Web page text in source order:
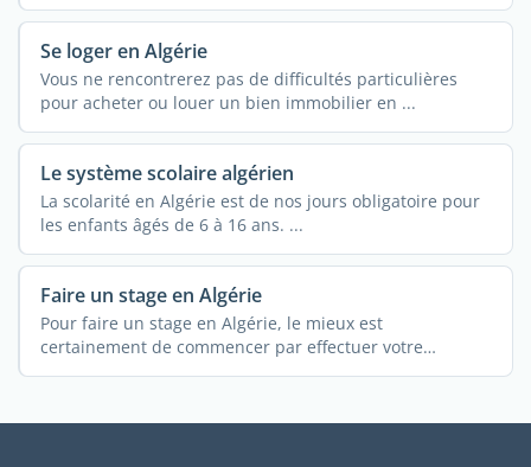
Se loger en Algérie
Vous ne rencontrerez pas de difficultés particulières
pour acheter ou louer un bien immobilier en ...
Le système scolaire algérien
La scolarité en Algérie est de nos jours obligatoire pour
les enfants âgés de 6 à 16 ans. ...
Faire un stage en Algérie
Pour faire un stage en Algérie, le mieux est
certainement de commencer par effectuer votre
recherche en ...